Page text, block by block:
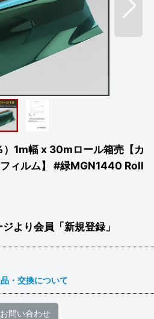
）1m幅 x 30mロール箱売【カ
ィルム】 #緑MGN1440 Roll
より会員「新規登録」
・交換について
お問い合わせ